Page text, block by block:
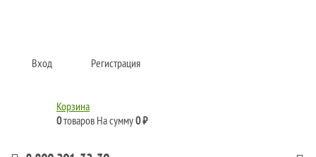
Вход Регистрация
Корзина
0товаров На сумму0 ₽